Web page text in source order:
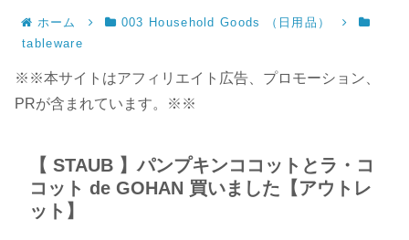
ホーム
003 Household Goods （日用品）
tableware
※※本サイトはアフィリエイト広告、プロモーション、
PRが含まれています。※※
【 STAUB 】パンプキンココットとラ・コ
コット de GOHAN 買いました【アウトレ
ット】